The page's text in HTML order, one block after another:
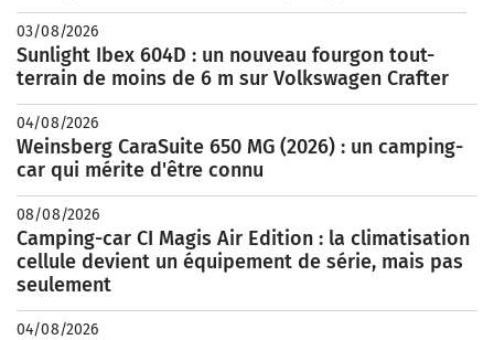
03/08/2026
Sunlight Ibex 604D : un nouveau fourgon tout-
terrain de moins de 6 m sur Volkswagen Crafter
04/08/2026
Weinsberg CaraSuite 650 MG (2026) : un camping-
car qui mérite d'être connu
08/08/2026
Camping-car CI Magis Air Edition : la climatisation
cellule devient un équipement de série, mais pas
seulement
04/08/2026